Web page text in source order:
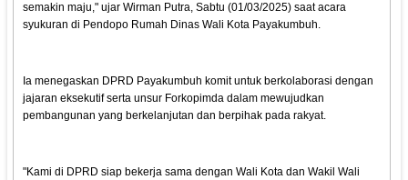
semakin maju," ujar Wirman Putra, Sabtu (01/03/2025) saat acara
syukuran di Pendopo Rumah Dinas Wali Kota Payakumbuh.
Ia menegaskan DPRD Payakumbuh komit untuk berkolaborasi dengan
jajaran eksekutif serta unsur Forkopimda dalam mewujudkan
pembangunan yang berkelanjutan dan berpihak pada rakyat.
"Kami di DPRD siap bekerja sama dengan Wali Kota dan Wakil Wali